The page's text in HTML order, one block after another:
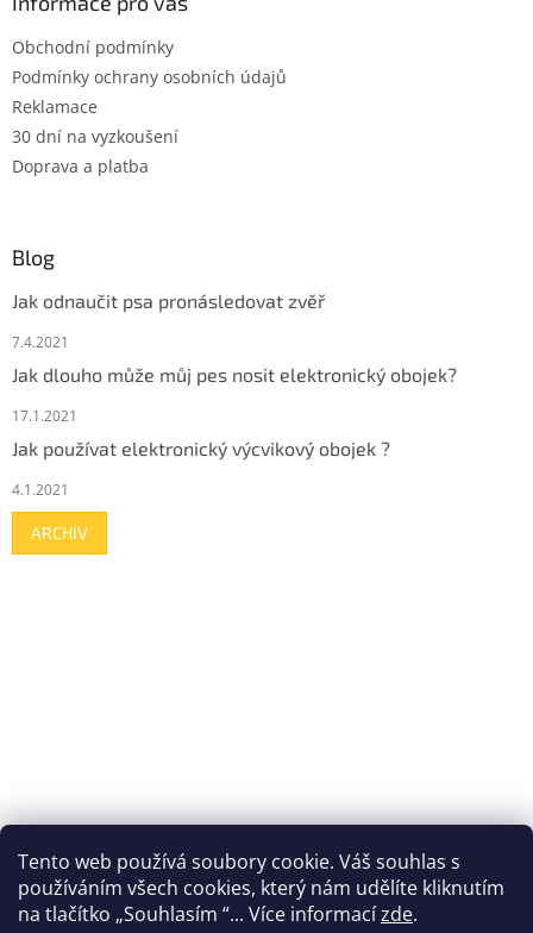
Tento web používá soubory cookie. Váš souhlas s
používáním všech cookies, který nám udělíte kliknutím
na tlačítko „Souhlasím “... Více informacízde.
Obchodní podmínky
Podmínky ochrany osobních údajů
Reklamace
30 dní na vyzkoušení
Doprava a platba
Blog
Jak odnaučit psa pronásledovat zvěř
7.4.2021
Jak dlouho může můj pes nosit elektronický obojek?
17.1.2021
Jak používat elektronický výcvikový obojek ?
4.1.2021
ARCHIV